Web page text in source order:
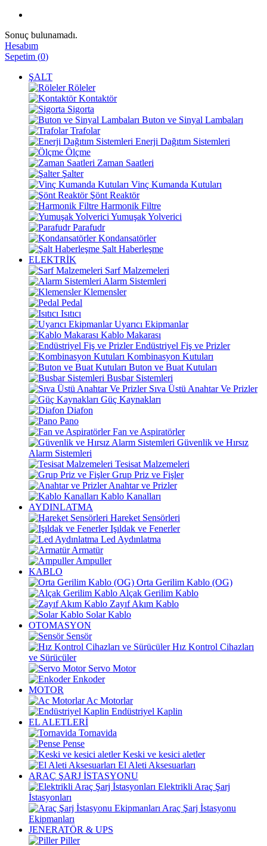
Sonuç bulunamadı.
Hesabım
Sepetim (0)
ŞALT
Röleler
Kontaktör
Sigorta
Buton ve Sinyal Lambaları
Trafolar
Enerji Dağıtım Sistemleri
Ölçme
Zaman Saatleri
Şalter
Vinç Kumanda Kutuları
Şönt Reaktör
Harmonik Filtre
Yumuşak Yolverici
Parafudr
Kondansatörler
Şalt Haberleşme
ELEKTRİK
Sarf Malzemeleri
Alarm Sistemleri
Klemensler
Pedal
Isıtıcı
Uyarıcı Ekipmanlar
Kablo Makarası
Endüstriyel Fiş ve Prizler
Kombinasyon Kutuları
Buton ve Buat Kutuları
Busbar Sistemleri
Sıva Üstü Anahtar Ve Prizler
Güç Kaynakları
Diafon
Pano
Fan ve Aspiratörler
Güvenlik ve Hırsız
Alarm Sistemleri
Tesisat Malzemeleri
Grup Priz ve Fişler
Anahtar ve Prizler
Kablo Kanalları
AYDINLATMA
Hareket Sensörleri
Işıldak ve Fenerler
Led Aydınlatma
Armatür
Ampuller
KABLO
Orta Gerilim Kablo (OG)
Alçak Gerilim Kablo
Zayıf Akım Kablo
Solar Kablo
OTOMASYON
Sensör
Hız Kontrol Cihazları
ve Sürücüler
Servo Motor
Enkoder
MOTOR
Ac Motorlar
Endüstriyel Kaplin
EL ALETLERİ
Tornavida
Pense
Keski ve kesici aletler
El Aleti Aksesuarları
ARAÇ ŞARJ İSTASYONU
Elektrikli Araç Şarj
İstasyonları
Araç Şarj İstasyonu
Ekipmanları
JENERATÖR & UPS
Piller